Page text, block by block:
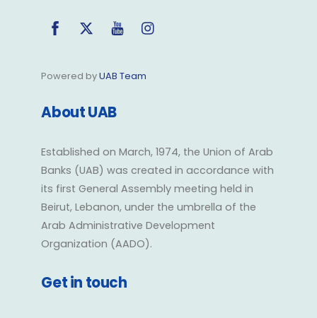
Facebook
Twitter YouTube
Powered byUAB Team
About UAB
Established on March, 1974, the Union of Arab
Banks (UAB) was created in accordance with
its first General Assembly meeting held in
Beirut, Lebanon, under the umbrella of the
Arab Administrative Development
Organization (AADO).
Get in touch